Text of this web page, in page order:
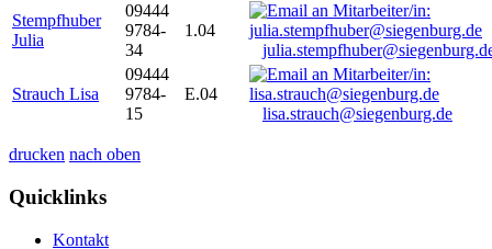
Stempfhuber
Julia
09444
9784-
34
1.04
Strauch Lisa
09444
9784-
15
E.04
lisa.strauch@siegenburg.de
drucken nach oben
Quicklinks
Kontakt